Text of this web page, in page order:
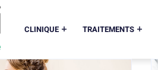
CLINIQUE TRAITEMENTS